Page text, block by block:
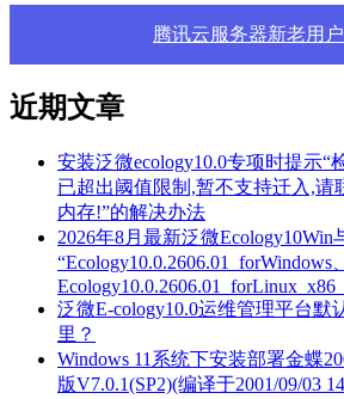
腾讯云服务器新老用
近期文章
安装泛微ecology10.0专项时提示“
已超出阈值限制,暂不支持迁入,请
内存!”的解决办法
2026年8月最新泛微Ecology10Win
“Ecology10.0.2606.01_forWindows、
泛微E-cology10.0运维管理平台默
里？
Windows 11系统下安装部署金蝶
版V7.0.1(SP2)(编译于2001/09/03